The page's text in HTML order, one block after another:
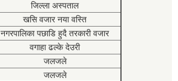
जिल्ला अस्पताल
खसि वजार नया वस्ति
नगरपालिका पछाडि हुदै तरकारी वजार
वगाहा ढल्के देउरी
जलजले
जलजले